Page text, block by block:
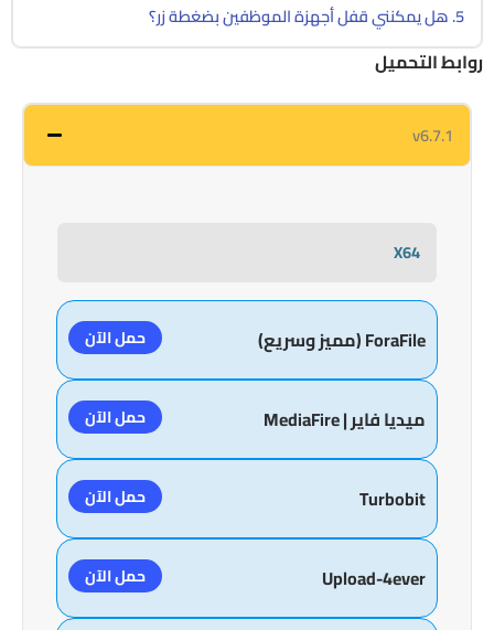
5. هل يمكنني قفل أجهزة الموظفين بضغطة زر؟
روابط التحميل
v6.7.1
X64
ForaFile (مميز وسريع) حمل الآن
ميديا فاير | MediaFire حمل الآن
Turbobit حمل الآن
Upload-4ever حمل الآن